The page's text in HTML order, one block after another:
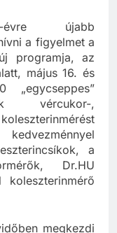
újabb
a figyelmet a
programja, az
május 16. és
vércukor-,
a
Dr.HU